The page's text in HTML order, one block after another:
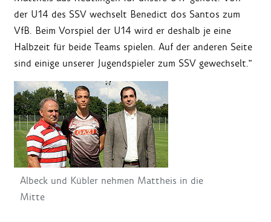
der U14 des SSV wechselt Benedict dos Santos zum
VfB. Beim Vorspiel der U14 wird er deshalb je eine
Halbzeit für beide Teams spielen. Auf der anderen Seite
sind einige unserer Jugendspieler zum SSV gewechselt."
Albeck und Kübler nehmen Mattheis in die
Mitte